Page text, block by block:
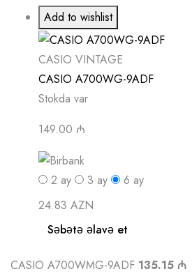
Add to wishlist
CASIO VINTAGE
CASIO A700WG-9ADF
Stokda var
149.00 ₼
2 ay 3 ay 6 ay
24.83 AZN
Səbətə əlavə et
CASIO A700WMG-9ADF 135.15 ₼